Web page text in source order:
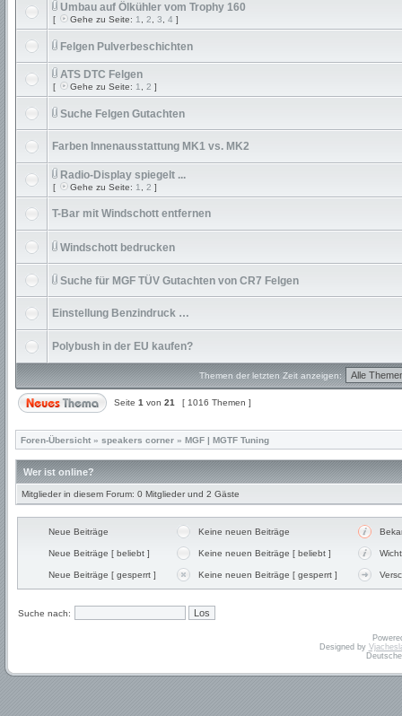
Umbau auf Ölkühler vom Trophy 160
[ Gehe zu Seite: 1 2 3 4 ]
Felgen Pulverbeschichten
ATS DTC Felgen
[ Gehe zu Seite: 1 2 ]
Suche Felgen Gutachten
Farben Innenausstattung MK1 vs. MK2
Radio-Display spiegelt ...
[ Gehe zu Seite: 1 2 ]
T-Bar mit Windschott entfernen
Windschott bedrucken
Suche für MGF TÜV Gutachten von CR7 Felgen
Einstellung Benzindruck …
Polybush in der EU kaufen?
Themen der letzten Zeit anzeigen:
Seite 1 von 21 [ 1016 Themen ]
Foren-Übersicht » speakers corner » MGF | MGTF Tuning
Wer ist online?
Mitglieder in diesem Forum: 0 Mitglieder und 2 Gäste
Neue Beiträge Keine neuen Beiträge
Neue Beiträge [ beliebt ] Keine neuen Beiträge [ beliebt ]
Neue Beiträge [ gesperrt ] Keine neuen Beiträge [ gesperrt ]
Suche nach:
Designed by